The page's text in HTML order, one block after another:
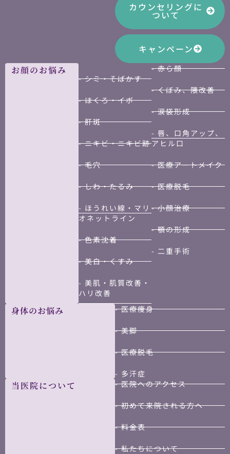
カウンセリングに
ついて
キャンペーン
お顔のお悩み
- シミ・そばかす
- ほくろ・イボ
- 肝斑
- ニキビ・ニキビ跡
- 毛穴
- しわ・たるみ
- ほうれい線・マリ
オネットライン
- 色素沈着
- 美白・くすみ
- 美肌・肌質改善・
ハリ改善
- 赤ら顔
- くぼみ、隈改善
- 涙袋形成
- 唇、口角アップ、
アヒル口
- 医療アートメイク
- 医療脱毛
- 小顔治療
- 顎の形成
- 二重手術
身体のお悩み - 医療痩身
- 美脚
- 医療脱毛
- 多汗症
当医院について - 医院へのアクセス
- 初めて来院される方へ
- 料金表
- 私たちについて